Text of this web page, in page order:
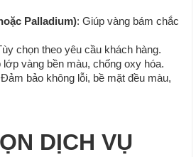
Palladium): Giúp vàng bám chắc
chọn theo yêu cầu khách hàng.
lớp vàng bền màu, chống oxy hóa.
bảo không lỗi, bề mặt đều màu,
DỊCH VỤ